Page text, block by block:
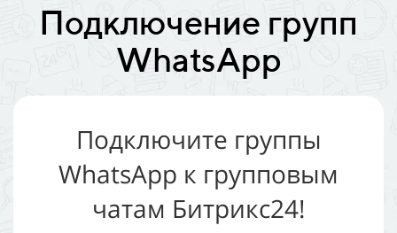
Подключение групп
WhatsApp
Подключите группы
WhatsApp к групповым
чатам Битрикс24!